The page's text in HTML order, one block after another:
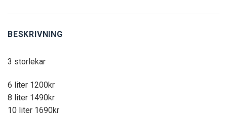
BESKRIVNING
3 storlekar
6 liter 1200kr
8 liter 1490kr
10 liter 1690kr